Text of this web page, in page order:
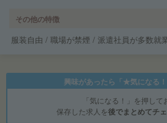
その他の特徴
服装自由 / 職場が禁煙 / 派遣社員が多数就
興味があったら「★気になる！
「気になる！」を押して
保存した求人を後でまとめてチ